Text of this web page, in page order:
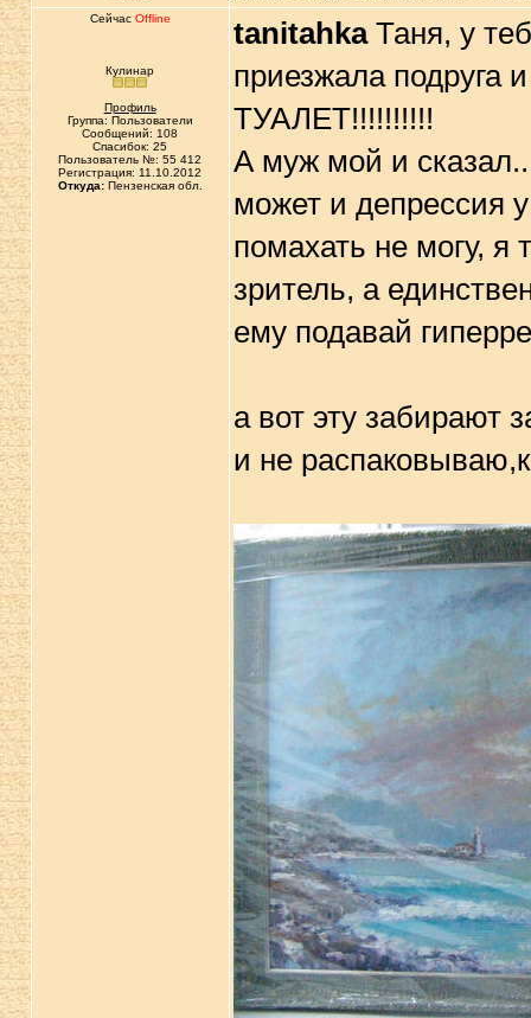
Сейчас Offline
Кулинар
Профиль
Группа: Пользователи
Сообщений: 108
Спасибок: 25
Пользователь №: 55 412
Регистрация: 11.10.2012
Откуда:Пензенская обл.
tanitahkaТаня, у
приезжала подруга
ТУАЛЕТ!!!!!!!!!!
А муж мой и
может и депрессия
помахать не могу, я
зритель, а
ему подавай
а вот эту забирают
и не